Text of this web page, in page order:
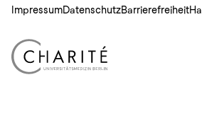
ImpressumDatenschutzBarrierefreiheit